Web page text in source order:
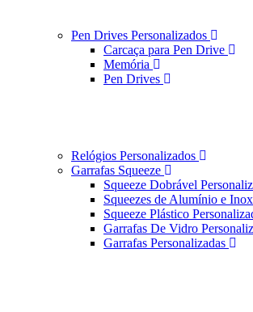
Pen Drives Personalizados
Carcaça para Pen Drive
Memória
Pen Drives
Relógios Personalizados
Garrafas Squeeze
Squeeze Dobrável
Squeezes de Alumínio e Inox
Squeeze Plástico
Garrafas De Vidro
Garrafas Personalizadas